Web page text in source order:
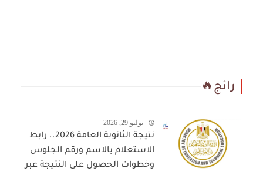
رائج🔥
يوليو 29, 2026
نتيجة الثانوية العامة 2026.. رابط
الاستعلام بالاسم ورقم الجلوس
وخطوات الحصول على النتيجة عبر